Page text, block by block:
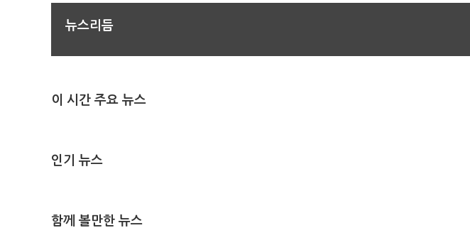
뉴스리듬
이 시간 주요 뉴스
인기 뉴스
함께 볼만한 뉴스